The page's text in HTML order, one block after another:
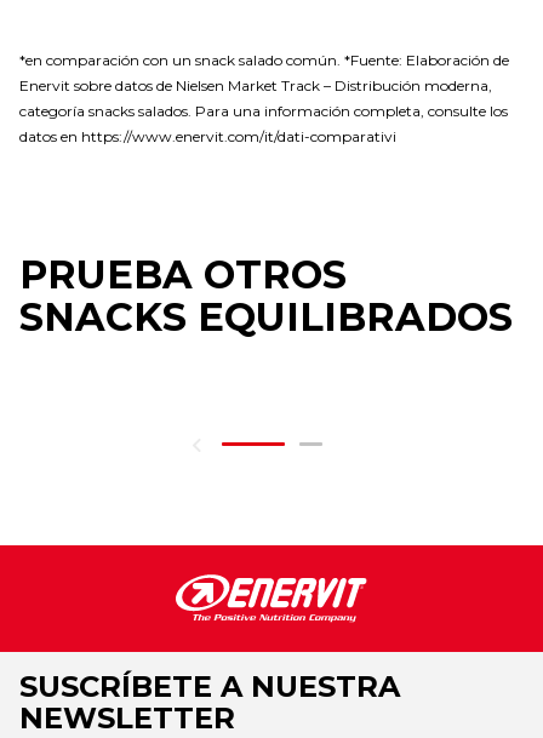
*en comparación con un snack salado común. *Fuente: Elaboración de
Enervit sobre datos de Nielsen Market Track – Distribución moderna,
categoría snacks salados. Para una información completa, consulte los
datos en https://www.enervit.com/it/dati-comparativi
PRUEBA OTROS
SNACKS EQUILIBRADOS
SUSCRÍBETE A NUESTRA
NEWSLETTER